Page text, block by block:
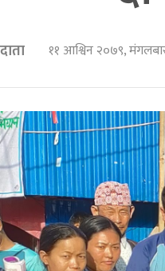
११ आश्विन २०७९,